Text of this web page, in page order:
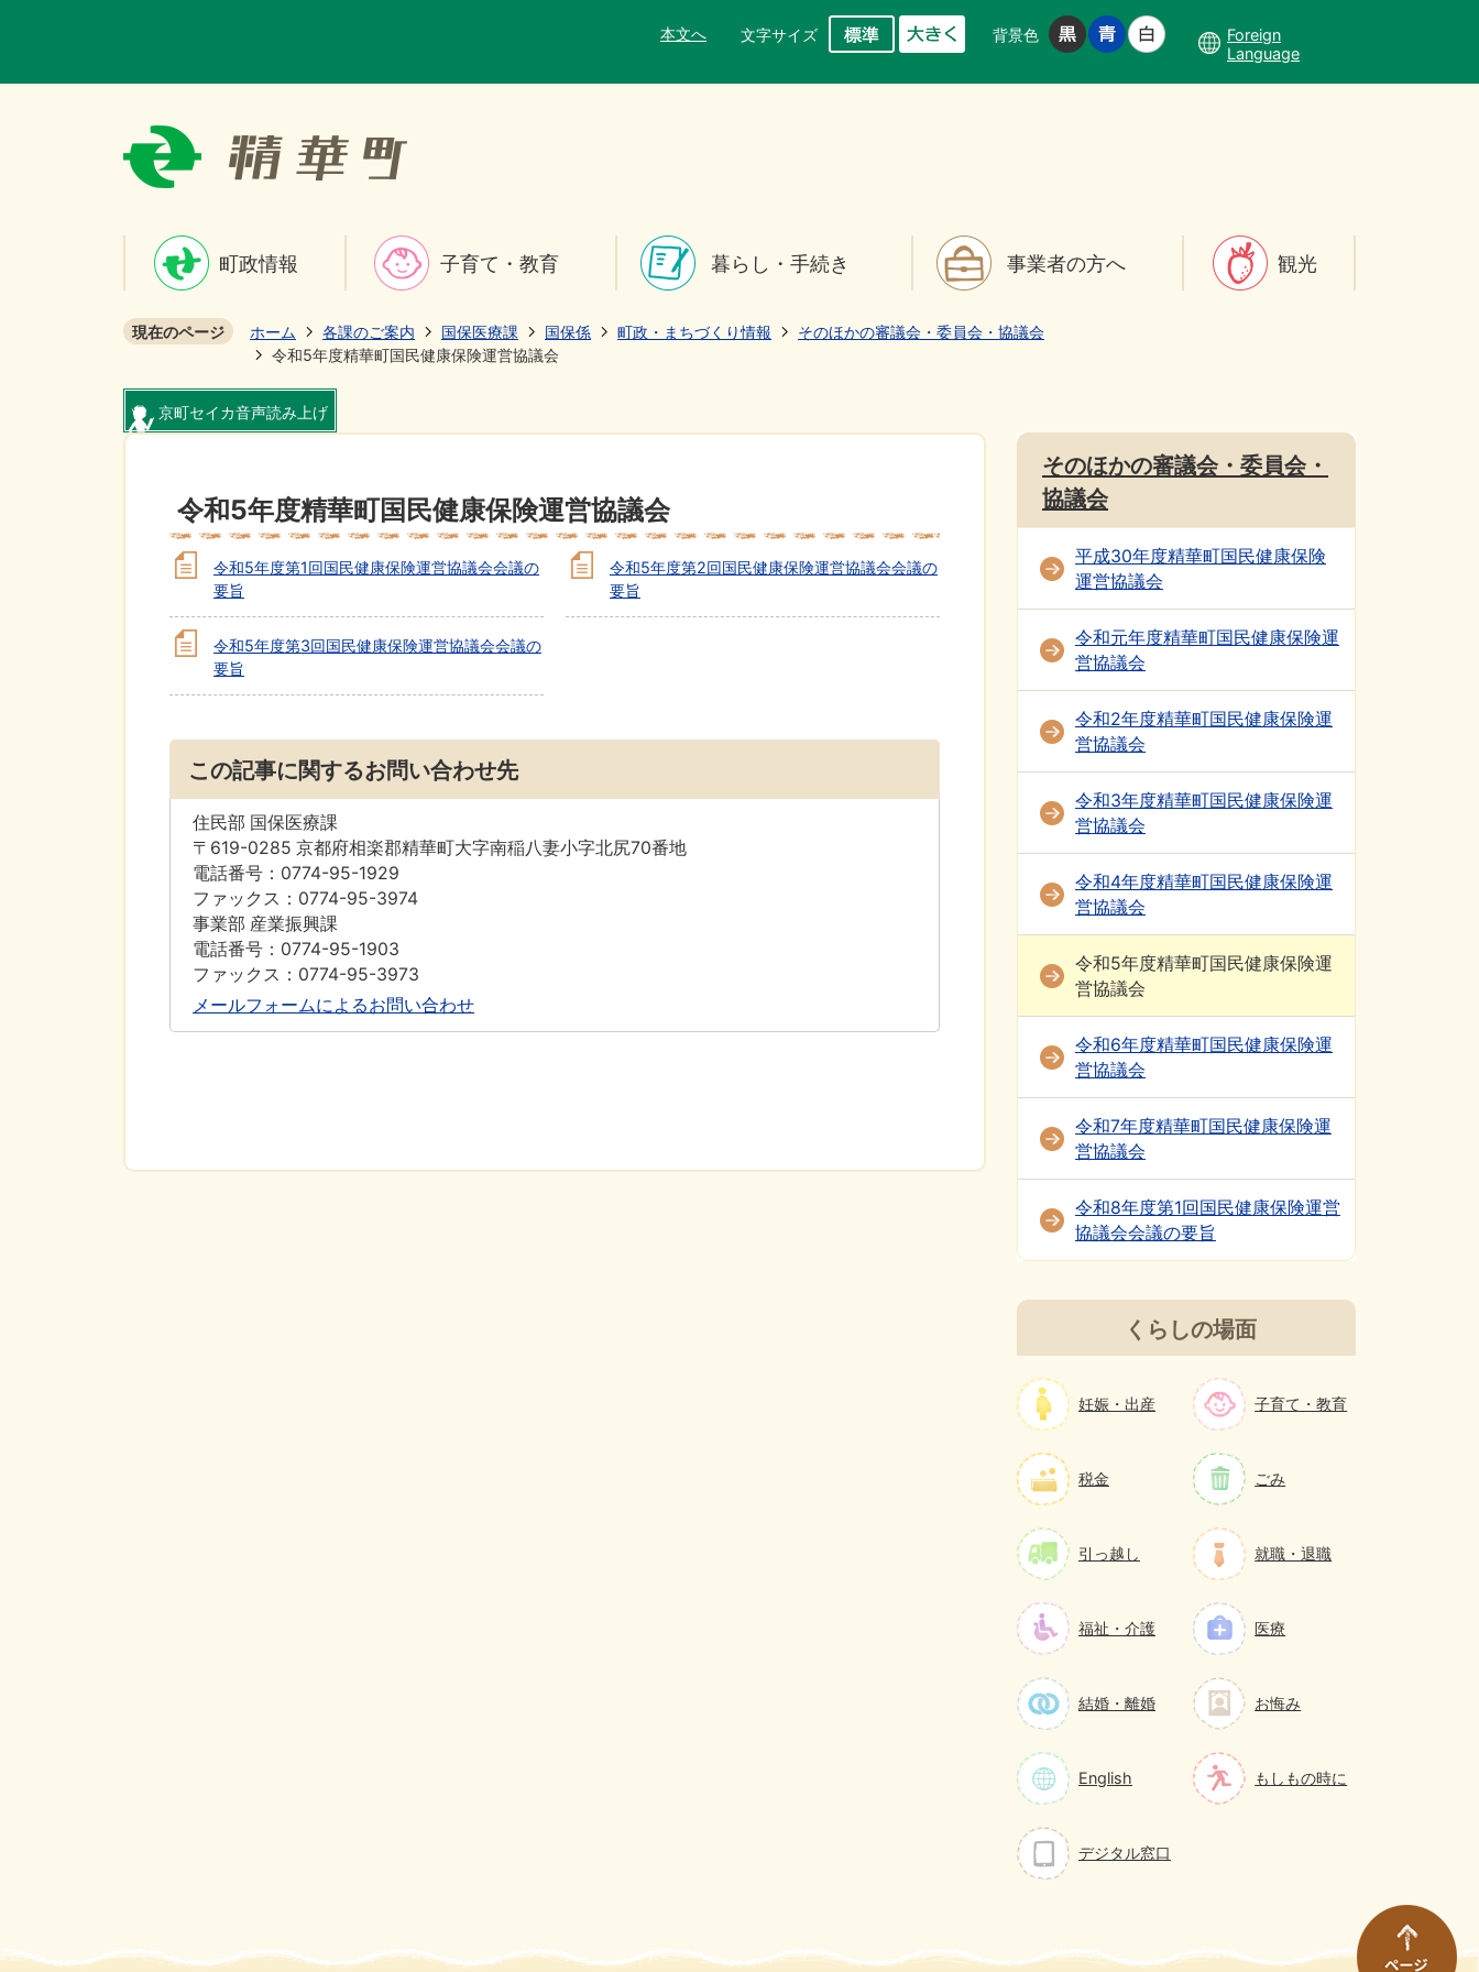
本文へ 文字サイズ 背景色
Foreign
Language
町政情報 子育て・教育 暮らし・手続き 事業者の方へ 観光
現在のページ ホーム 各課のご案内 国保医療課 国保係 町政・まちづくり情報
そのほかの審議会・委員会・協議会
令和5年度精華町国民健康保険運営協議会
京町セイカ音声読み上げ
令和5年度精華町国民健康保険運営協議会
令和5年度第1回国民健康保険運営協議会会議の
要旨
令和5年度第2回国民健康保険運営協議会会議の
要旨
令和5年度第3回国民健康保険運営協議会会議の
要旨
この記事に関するお問い合わせ先
住民部 国保医療課
〒619-0285 京都府相楽郡精華町大字南稲八妻小字北尻70番地
電話番号：0774-95-1929
ファックス：0774-95-3974
事業部 産業振興課
電話番号：0774-95-1903
ファックス：0774-95-3973
メールフォームによるお問い合わせ
そのほかの審議会・委員会・
協議会
平成30年度精華町国民健康保険
運営協議会
令和元年度精華町国民健康保険運
営協議会
令和2年度精華町国民健康保険運
営協議会
令和3年度精華町国民健康保険運
営協議会
令和4年度精華町国民健康保険運
営協議会
令和5年度精華町国民健康保険運
営協議会
令和6年度精華町国民健康保険運
営協議会
令和7年度精華町国民健康保険運
営協議会
令和8年度第1回国民健康保険運営
協議会会議の要旨
くらしの場面
妊娠・出産 子育て・教育
税金 ごみ
引っ越し 就職・退職
福祉・介護 医療
結婚・離婚 お悔み
English もしもの時に
デジタル窓口